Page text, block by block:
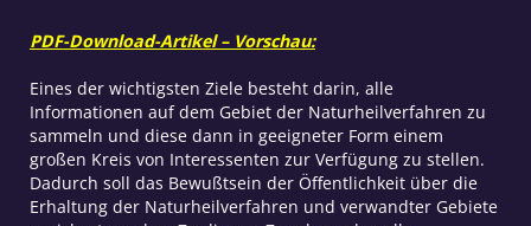
Medizin
PDF-Download-Artikel – Vorschau:
Eines der wichtigsten Ziele besteht darin, alle
Informationen auf dem Gebiet der Naturheilverfahren zu
sammeln und diese dann in geeigneter Form einem
großen Kreis von Interessenten zur Verfügung zu stellen.
Dadurch soll das Bewußtsein der Öffentlichkeit über die
Erhaltung der Naturheilverfahren und verwandter Gebiete